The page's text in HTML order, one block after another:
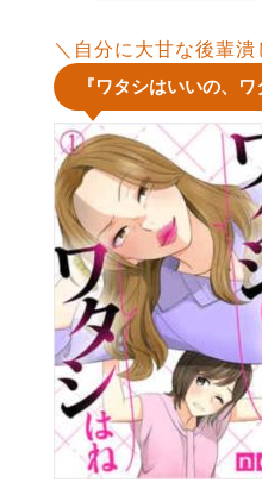
＼自分に大甘な後輩
『ワタシはいいの、ワ